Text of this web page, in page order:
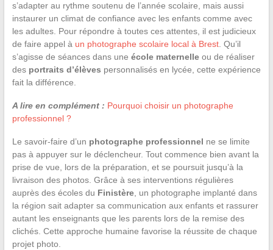
s’adapter au rythme soutenu de l’année scolaire, mais aussi
instaurer un climat de confiance avec les enfants comme avec
les adultes. Pour répondre à toutes ces attentes, il est judicieux
de faire appel à un photographe scolaire local à Brest. Qu’il
s’agisse de séances dans une école maternelleou de réaliser
des portraits d’élèves personnalisés en lycée, cette expérience
fait la différence.
A lire en complément : Pourquoi choisir un photographe
professionnel ?
Le savoir-faire d’un photographe professionnel ne se limite
pas à appuyer sur le déclencheur. Tout commence bien avant la
prise de vue, lors de la préparation, et se poursuit jusqu’à la
livraison des photos. Grâce à ses interventions régulières
auprès des écoles du Finistère, un photographe implanté dans
la région sait adapter sa communication aux enfants et rassurer
autant les enseignants que les parents lors de la remise des
clichés. Cette approche humaine favorise la réussite de chaque
projet photo.